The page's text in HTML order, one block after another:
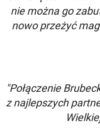
nie można go
nowo przeżyć
"Połączenie
z najlepszych